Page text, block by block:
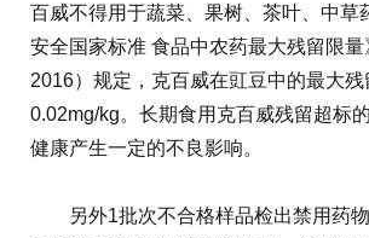
百威不得用于蔬菜、果树、茶叶、中草
安全国家标准 食品中农药最大残留限
2016）规定，克百威在豇豆中的最大残
0.02mg/kg。长期食用克百威残留超标
健康产生一定的不良影响。
另外1批次不合格样品检出禁用药物